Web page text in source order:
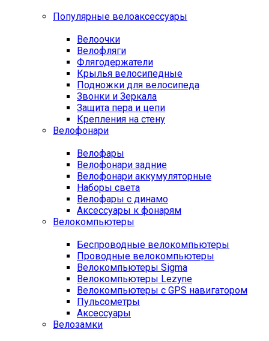
Популярные велоаксессуары
Велоочки
Велофляги
Флягодержатели
Крылья велосипедные
Подножки для велосипеда
Звонки и Зеркала
Защита пера и цепи
Крепления на стену
Велофонари
Велофары
Велофонари задние
Велофонари аккумуляторные
Наборы света
Велофары с динамо
Аксессуары к фонарям
Велокомпьютеры
Беспроводные велокомпьютеры
Проводные велокомпьютеры
Велокомпьютеры Sigma
Велокомпьютеры Lezyne
Велокомпьютеры с GPS навигатором
Пульсометры
Аксессуары
Велозамки